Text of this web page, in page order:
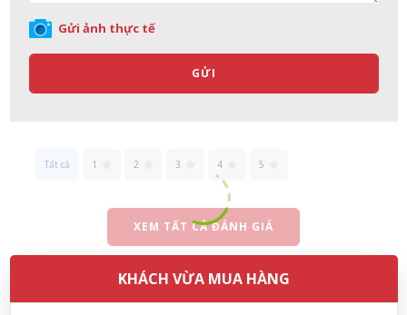
Gửi ảnh thực tế
GỬI
Tất cả 1 2 3 4 5
XEM TẤT CẢ ĐÁNH GIÁ
KHÁCH VỪA MUA HÀNG
Võ Thị Thanh Tươi đã mua sản phẩm Men Vi Sinh BioGaia
Nhật Bản lọ 5ml cho trẻ Sơ Sinh
Nhật Bản lọ 5ml cho trẻ Sơ Sinh
Nguyễn Văn Cảnh đã mua sản phẩm Sữa Meiji số 0 Hohoemi
Milk (0-1 tuổi), hàng nội địa Nhật (hộp thiếc 800g)